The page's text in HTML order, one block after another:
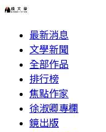
最新消息
文學新聞
全部作品
排行榜
焦點作家
徐淑卿專欄
鏡出版